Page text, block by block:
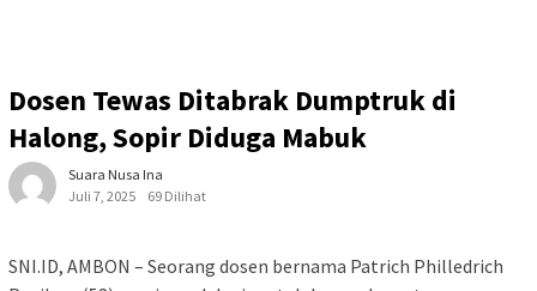
Dosen Tewas Ditabrak Dumptruk di
Halong, Sopir Diduga Mabuk
Suara Nusa Ina
Juli 7, 2025
69 Dilihat
SNI.ID, AMBON – Seorang dosen bernama Patrich Philledrich